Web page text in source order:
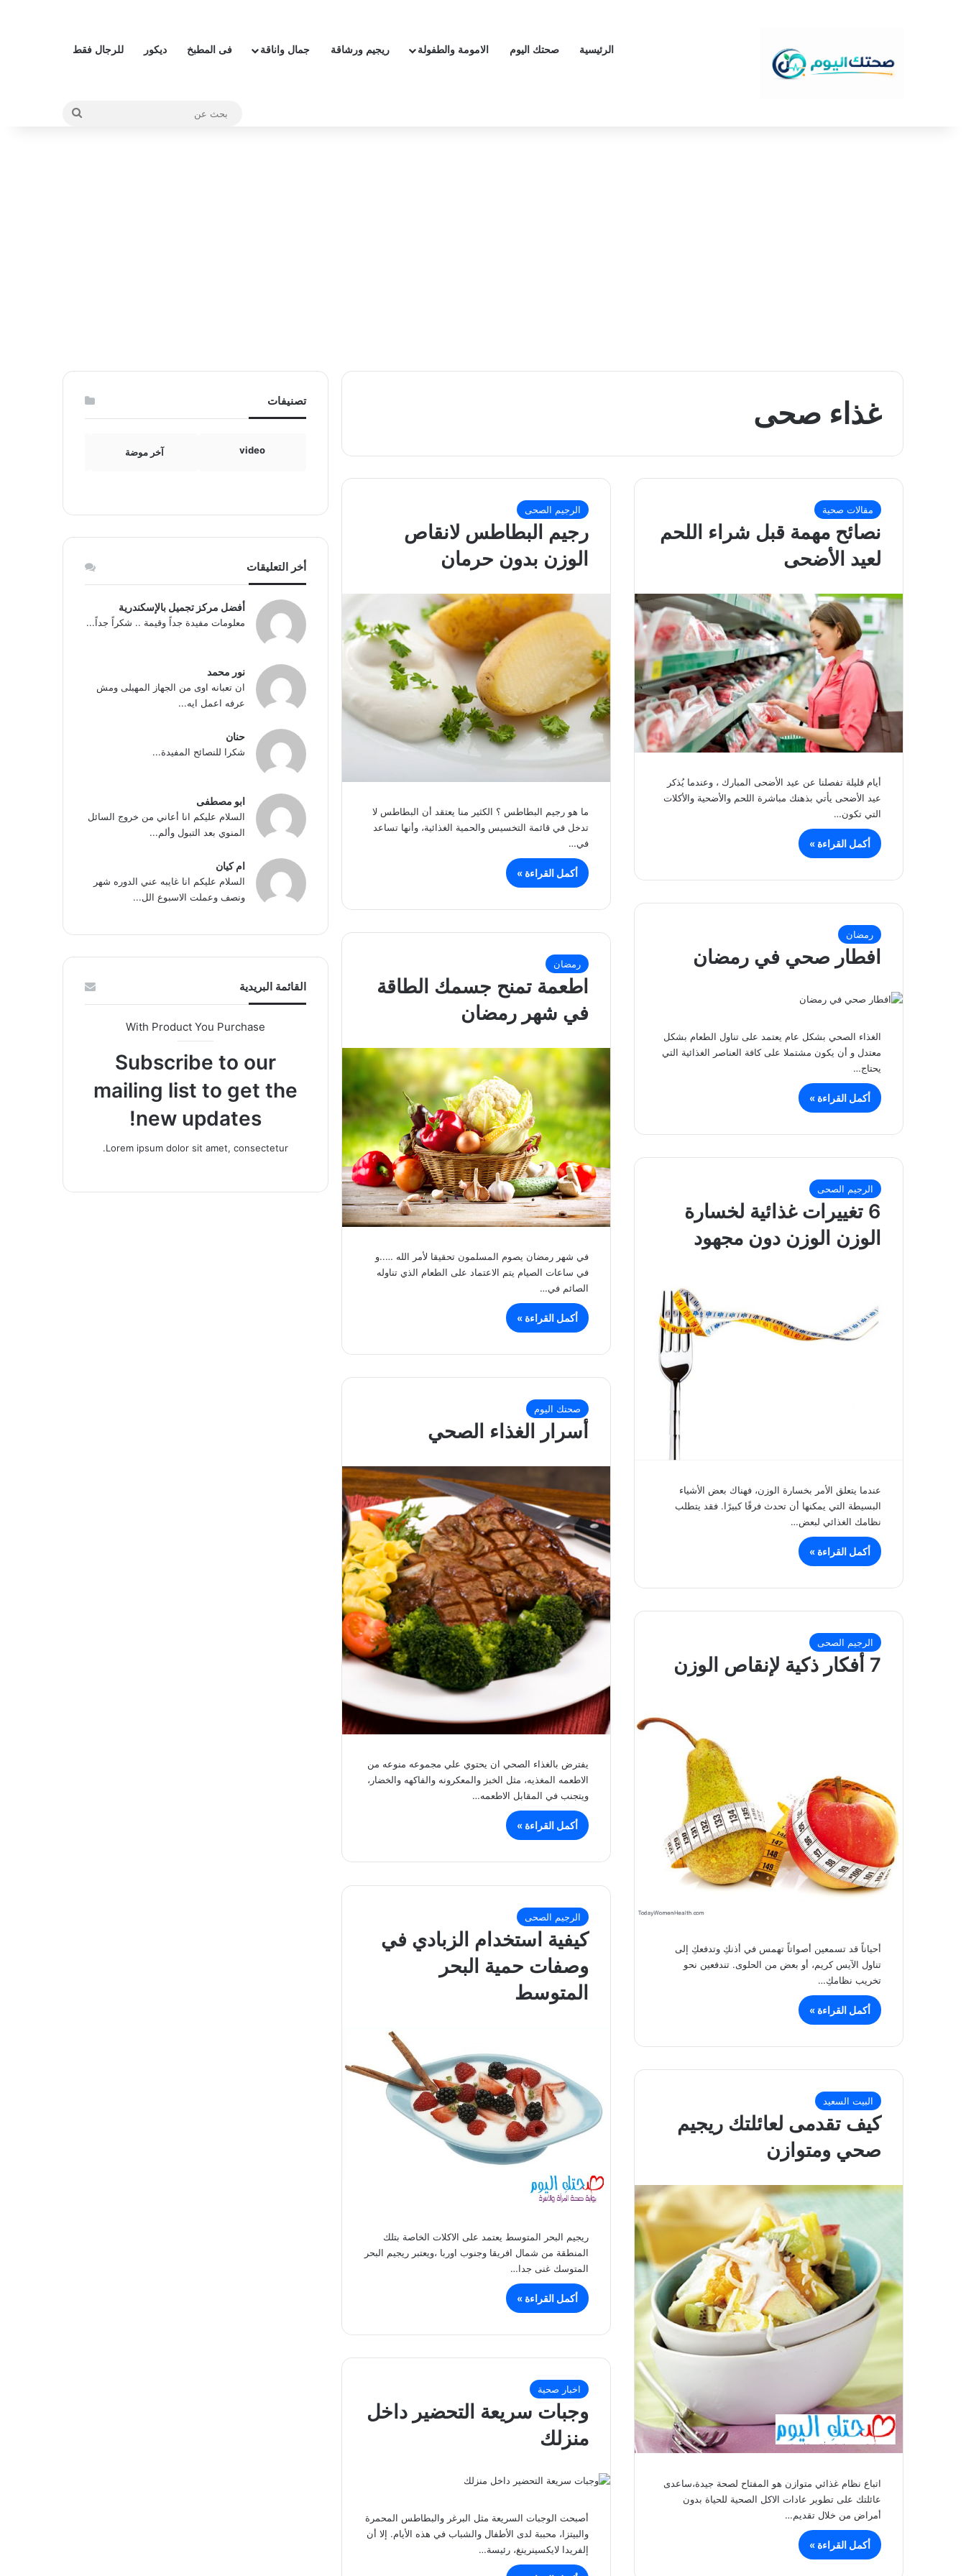
الرئيسية صحتك اليوم الامومة والطفولة ريجيم ورشاقة جمال واناقة فى المطبخ ديكور للرجال فقط
غذاء صحى
مقالات صحية
نصائح مهمة قبل شراء اللحم
لعيد الأضحى
أيام قليلة تفصلنا عن عيد الأضحى المبارك ، وعندما يُذكر
عيد الأضحى يأتي بذهنك مباشرة اللحم والأضحية والأكلات
التي تكون…
أكمل القراءة »
الرجيم الصحى
رجيم البطاطس لانقاص
الوزن بدون حرمان
ما هو رجيم البطاطس ؟ الكثير منا يعتقد أن البطاطس لا
تدخل في قائمة التخسيس والحمية الغذائية، وأنها تساعد
في…
أكمل القراءة »
رمضان
افطار صحي في رمضان
الغذاء الصحي بشكل عام يعتمد على تناول الطعام بشكل
معتدل و أن يكون مشتملا على كافة العناصر الغذائية التي
يحتاج…
أكمل القراءة »
رمضان
اطعمة تمنح جسمك الطاقة
في شهر رمضان
في شهر رمضان يصوم المسلمون تحقيقا لأمر الله …..و
في ساعات الصيام يتم الاعتماد على الطعام الذي تناوله
الصائم في…
أكمل القراءة »
الرجيم الصحى
6 تغييرات غذائية لخسارة
الوزن الوزن دون مجهود
عندما يتعلق الأمر بخسارة الوزن، فهناك بعض الأشياء
البسيطة التي يمكنها أن تحدث فرقًا كبيرًا. فقد يتطلب
نظامك الغذائي لبعض…
أكمل القراءة »
صحتك اليوم
أسرار الغذاء الصحي
يفترض بالغذاء الصحي ان يحتوي علي مجموعه منوعه من
الاطعمه المغذيه، مثل الخبز والمعكرونه والفاكهه والخضار،
ويتجنب في المقابل الاطعمه…
أكمل القراءة »
الرجيم الصحى
7 أفكار ذكية لإنقاص الوزن
أحياناً قد تسمعين أصواتاً تهمس في أذنكِ وتدفعكِ إلى
تناول الآيس كريم، أو بعض من الحلوى. تندفعين نحو
تخريب نظامكِ…
أكمل القراءة »
الرجيم الصحى
كيفية استخدام الزبادي في
وصفات حمية البحر
المتوسط
ريجيم البحر المتوسط يعتمد على الاكلات الخاصة بتلك
المنطقة من شمال افريقا وجنوب اوربا ،ويعتبر ريجيم البحر
المتوسك غنى جدا…
أكمل القراءة »
البيت السعيد
كيف تقدمى لعائلتك ريجيم
صحي ومتوازن
اتباع نظام غذائي متوازن هو المفتاح لصحة جيدة،ساعدى
عائلتك على تطوير عادات الاكل الصحية للحياة بدون
أمراض من خلال تقديم…
أكمل القراءة »
اخبار صحية
وجبات سريعة التحضير داخل
منزلك
أصبحت الوجبات السريعة مثل البرغر والبطاطس المحمرة
والبيتزا، محببة لدى الأطفال والشباب في هذه الأيام. إلا أن
إلفريدا لايكسينرينغ، رئيسة…
تصنيفات
video آخر موضة
أخر التعليقات
أفضل مركز تجميل بالإسكندرية
معلومات مفيدة جداً وقيمة .. شكراً جداً...
نور محمد
ان تعبانه اوى من الجهاز المهبلى ومش
عرفه اعمل ايه...
حنان
شكرا للنصائح المفيدة...
ابو مصطفى
السلام عليكم انا أعاني من خروج السائل
المنوي بعد التبول وألم...
ام كيان
السلام عليكم انا غايبه عني الدوره شهر
ونصف وعملت الاسبوع الل...
القائمة البريدية
With Product You Purchase
Subscribe to our
mailing list to get the
new updates!
Lorem ipsum dolor sit amet, consectetur.